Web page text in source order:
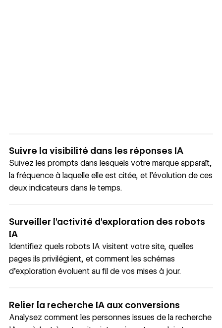
Suivre la visibilité dans les réponses IA
Suivez les prompts dans lesquels votre marque apparaît,
la fréquence à laquelle elle est citée, et l’évolution de ces
deux indicateurs dans le temps.
Surveiller l’activité d’exploration des robots
IA
Identifiez quels robots IA visitent votre site, quelles
pages ils privilégient, et comment les schémas
d’exploration évoluent au fil de vos mises à jour.
Relier la recherche IA aux conversions
Analysez comment les personnes issues de la recherche